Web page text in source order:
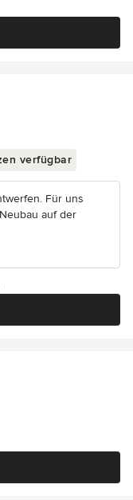
verfügbar
Für uns
auf der